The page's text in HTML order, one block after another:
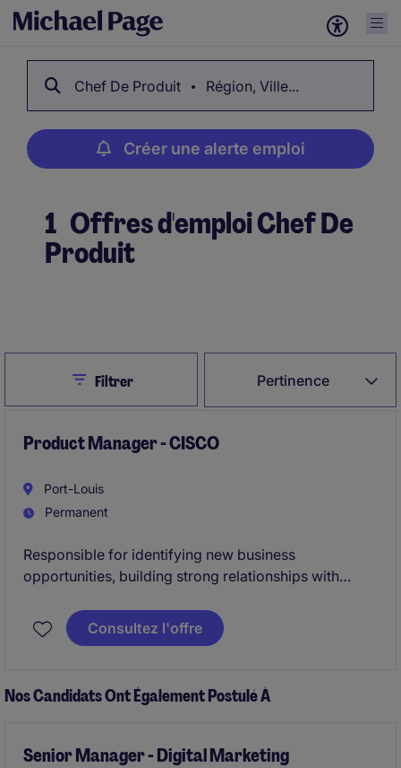
Chef De Produit Région, Ville...
Créer une alerte emploi
1 Offres d'emploi Chef De
Produit
Pertinence
CloseFiltrer
Product Manager - CISCO
Port-Louis
Permanent
Responsible for identifying new business
opportunities, building strong relationships with
comprehensive range of CISCO solutions.
with organizational goals.
Consultez l'offre
Nos Candidats Ont Également Postulé À
Senior Manager - Digital Marketing